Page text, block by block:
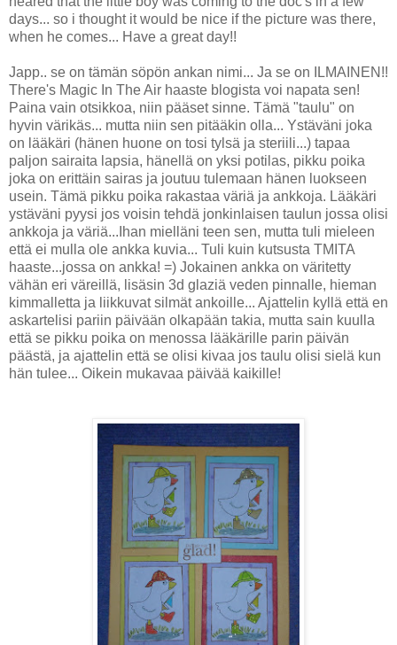
days... so i thought it would be nice if the picture was there,
when he comes... Have a great day!!
Japp.. se on tämän söpön ankan nimi... Ja se on ILMAINEN!!
There's Magic In The Air haaste blogista voi napata sen!
Paina vain otsikkoa, niin pääset sinne. Tämä "taulu" on
hyvin värikäs... mutta niin sen pitääkin olla... Ystäväni joka
on lääkäri (hänen huone on tosi tylsä ja steriili...) tapaa
paljon sairaita lapsia, hänellä on yksi potilas, pikku poika
joka on erittäin sairas ja joutuu tulemaan hänen luokseen
usein. Tämä pikku poika rakastaa väriä ja ankkoja. Lääkäri
ystäväni pyysi jos voisin tehdä jonkinlaisen taulun jossa olisi
ankkoja ja väriä...Ihan mielläni teen sen, mutta tuli mieleen
että ei mulla ole ankka kuvia... Tuli kuin kutsusta TMITA
haaste...jossa on ankka! =) Jokainen ankka on väritetty
vähän eri väreillä, lisäsin 3d glaziä veden pinnalle, hieman
kimmalletta ja liikkuvat silmät ankoille... Ajattelin kyllä että en
askartelisi pariin päivään olkapään takia, mutta sain kuulla
että se pikku poika on menossa lääkärille parin päivän
päästä, ja ajattelin että se olisi kivaa jos taulu olisi sielä kun
hän tulee... Oikein mukavaa päivää kaikille!